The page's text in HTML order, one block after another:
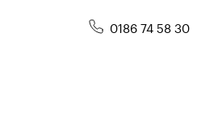
0186 74 58 30